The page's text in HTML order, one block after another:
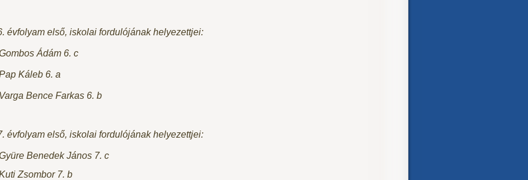
évfolyam első, iskolai fordulójának helyezettjei:
Ádám 6. c
Káleb 6. a
Bence Farkas 6. b
évfolyam első, iskolai fordulójának helyezettjei:
Benedek János 7. c
Zsombor 7. b